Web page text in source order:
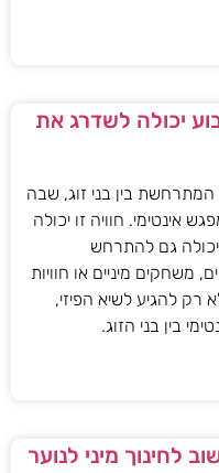
יכולה לשדרג את
המתרחשת בין בני זוג, שבה
אינטימי. חוויה זו יכולה
יכולה גם להתרחש
משחקים מיניים או חוויות
להגיע לשיא הפיזי,
בין בני הזוג.
לחינוך מיני לנוער